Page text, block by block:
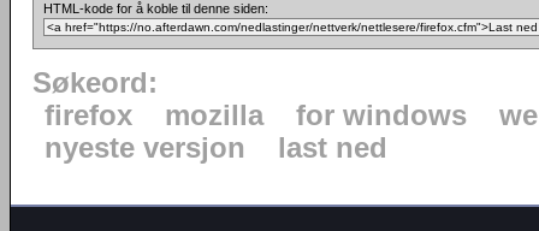
HTML-kode for å koble til denne siden:
Søkeord:
firefox
mozilla for windows
nyeste versjon
last ned